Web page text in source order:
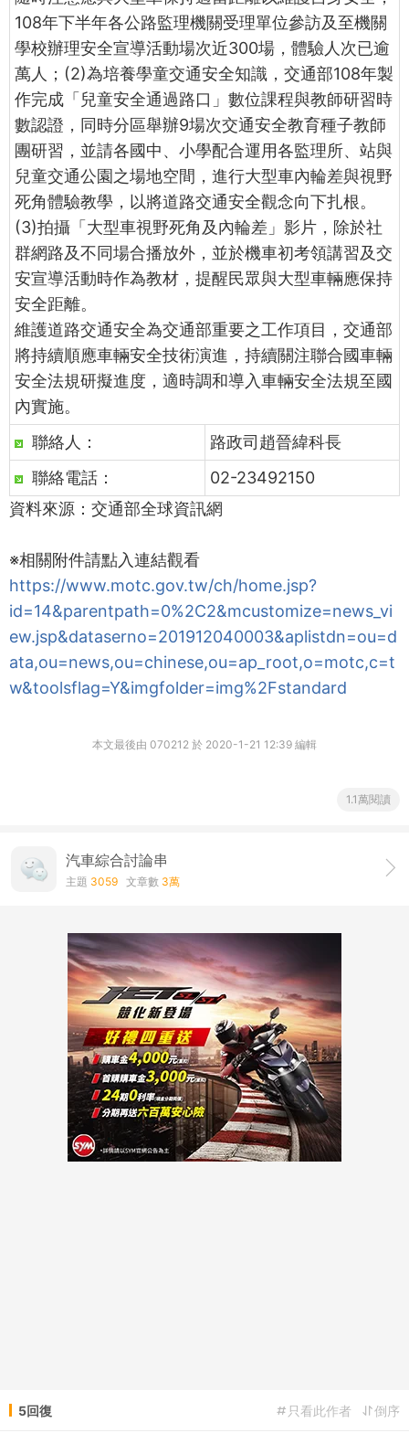
108年下半年各公路監理機關受理單位參訪及至機關
學校辦理安全宣導活動場次近300場，體驗人次已逾
萬人；(2)為培養學童交通安全知識，交通部108年製
作完成「兒童安全通過路口」數位課程與教師研習時
數認證，同時分區舉辦9場次交通安全教育種子教師
團研習，並請各國中、小學配合運用各監理所、站與
兒童交通公園之場地空間，進行大型車內輪差與視野
死角體驗教學，以將道路交通安全觀念向下扎根。
(3)拍攝「大型車視野死角及內輪差」影片，除於社
群網路及不同場合播放外，並於機車初考領講習及交
安宣導活動時作為教材，提醒民眾與大型車輛應保持
安全距離。
維護道路交通安全為交通部重要之工作項目，交通部
將持續順應車輛安全技術演進，持續關注聯合國車輛
安全法規研擬進度，適時調和導入車輛安全法規至國
內實施。
聯絡人：
路政司趙晉緯科長
聯絡電話：
02-23492150
資料來源：交通部全球資訊網
※相關附件請點入連結觀看
https://www.motc.gov.tw/ch/home.jsp?
id=14&parentpath=0%2C2&mcustomize=news_vi
ew.jsp&dataserno=201912040003&aplistdn=ou=d
ata,ou=news,ou=chinese,ou=ap_root,o=motc,c=t
w&toolsflag=Y&imgfolder=img%2Fstandard
本文最後由 070212 於 2020-1-21 12:39 編輯
1.1萬閱讀
汽車綜合討論串
主題 3059 文章數 3萬
5回復 倒序
只看此作者